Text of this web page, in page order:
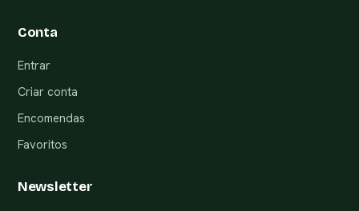
Conta
Entrar
Criar conta
Encomendas
Favoritos
Newsletter